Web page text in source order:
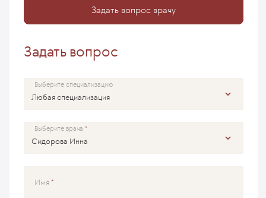
Задать вопрос врачу
Задать вопрос
Выберите специализацию
Выберите врача
Имя